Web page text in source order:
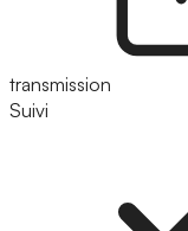
transmission
Suivi